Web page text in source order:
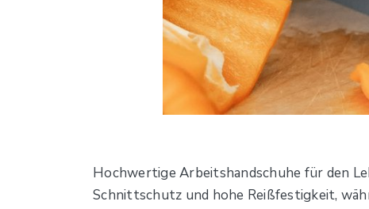
Hochwertige Arbeitshandschuhe für den
Schnittschutz und hohe Reißfestigkeit,